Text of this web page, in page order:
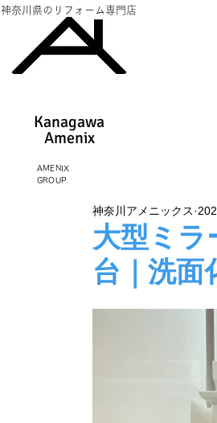
神奈川県のリフォーム専門店
Kanagawa
Amenix​
AMENIX
GROUP
大型ミラ
台｜洗面
神奈川アメニックス